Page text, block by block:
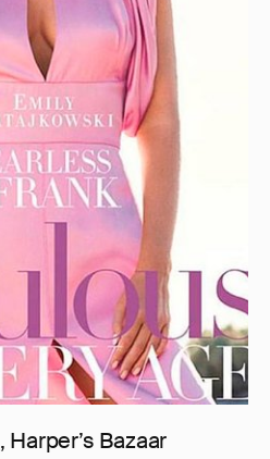
, Harper’s Bazaar